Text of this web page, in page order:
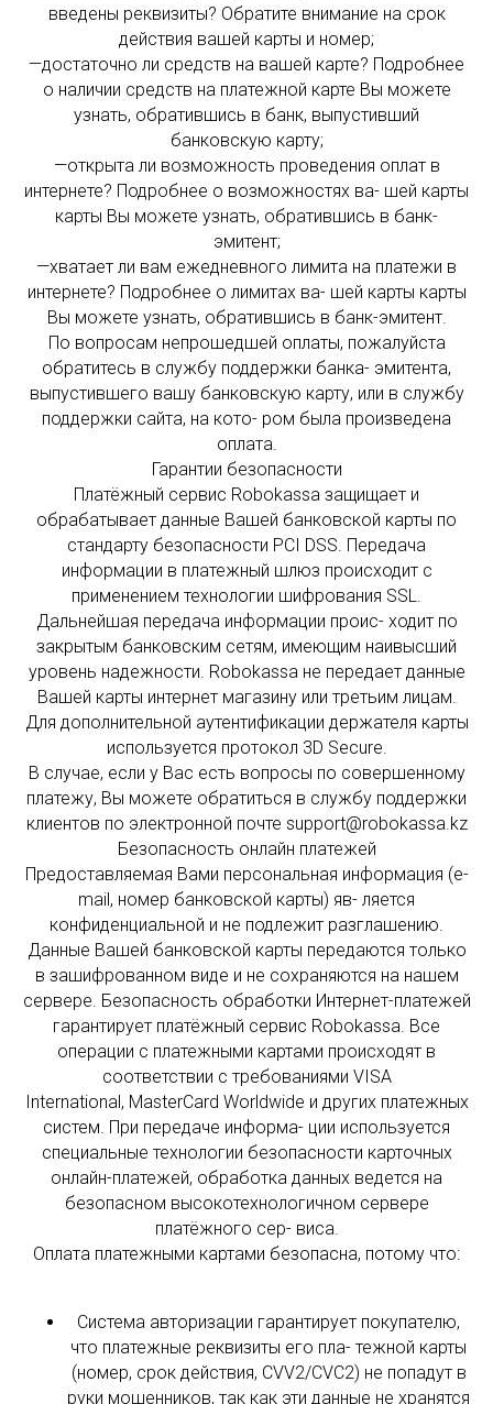
введены реквизиты? Обратите внимание на срок
действия вашей карты и номер;
—достаточно ли средств на вашей карте? Подробнее
о наличии средств на платежной карте Вы можете
узнать, обратившись в банк, выпустивший
банковскую карту;
—открыта ли возможность проведения оплат в
интернете? Подробнее о возможностях ва- шей карты
карты Вы можете узнать, обратившись в банк-
эмитент;
—хватает ли вам ежедневного лимита на платежи в
интернете? Подробнее о лимитах ва- шей карты карты
Вы можете узнать, обратившись в банк-эмитент.
По вопросам непрошедшей оплаты, пожалуйста
обратитесь в службу поддержки банка- эмитента,
выпустившего вашу банковскую карту, или в службу
поддержки сайта, на кото- ром была произведена
оплата.
Гарантии безопасности
Платёжный сервис Robokassa защищает и
обрабатывает данные Вашей банковской карты по
стандарту безопасности PCI DSS. Передача
информации в платежный шлюз происходит с
применением технологии шифрования SSL.
Дальнейшая передача информации проис- ходит по
закрытым банковским сетям, имеющим наивысший
уровень надежности. Robokassa не передает данные
Вашей карты интернет магазину или третьим лицам.
Для дополнительной аутентификации держателя карты
используется протокол 3D Secure.
В случае, если у Вас есть вопросы по совершенному
платежу, Вы можете обратиться в службу поддержки
клиентов по электронной почте support@robokassa.kz
Безопасность онлайн платежей
Предоставляемая Вами персональная информация (e-
mail, номер банковской карты) яв- ляется
конфиденциальной и не подлежит разглашению.
Данные Вашей банковской карты передаются только
в зашифрованном виде и не сохраняются на нашем
сервере. Безопасность обработки Интернет-платежей
гарантирует платёжный сервис Robokassa. Все
операции с платежными картами происходят в
соответствии с требованиями VISA
International, MasterCard Worldwide и других платежных
систем. При передаче информа- ции используется
специальные технологии безопасности карточных
онлайн-платежей, обработка данных ведется на
безопасном высокотехнологичном сервере
платёжного сер- виса.
Оплата платежными картами безопасна, потому что:
Система авторизации гарантирует покупателю,
что платежные реквизиты его пла- тежной карты
(номер, срок действия, CVV2/CVC2) не попадут в
руки мошенников, так как эти данные не хранятся